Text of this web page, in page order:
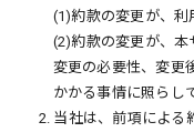
(1)約款の変更が、利
(2)約款の変更が、本
変更の必要性、変更
かかる事情に照らし
2. 当社は、前項による